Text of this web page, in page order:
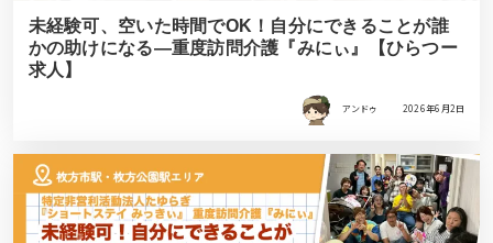
未経験可、空いた時間でOK！自分にできることが誰
かの助けになる―重度訪問介護『みにぃ』【ひらつー
求人】
アンドゥ 2026年6月2日